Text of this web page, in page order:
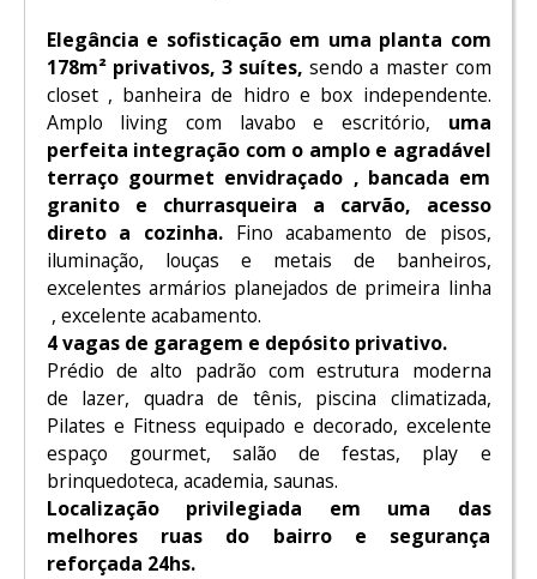
Elegância e sofisticação em uma planta com
178m² privativos, 3 suítes, sendo a master com
closet , banheira de hidro e box independente.
Amplo living com lavabo e escritório, uma
perfeita integração com o amplo e agradável
terraço gourmet envidraçado , bancada em
granito e churrasqueira a carvão, acesso
direto a cozinha.Fino acabamento de pisos,
iluminação, louças e metais de banheiros,
excelentes armários planejados de primeira linha
, excelente acabamento.
4 vagas de garagem e depósito privativo.
Prédio de alto padrão com estrutura moderna
de lazer, quadra de tênis, piscina climatizada,
Pilates e Fitness equipado e decorado, excelente
espaço gourmet, salão de festas, play e
brinquedoteca, academia, saunas.
Localização privilegiada em uma das
melhores ruas do bairro e segurança
reforçada 24hs.